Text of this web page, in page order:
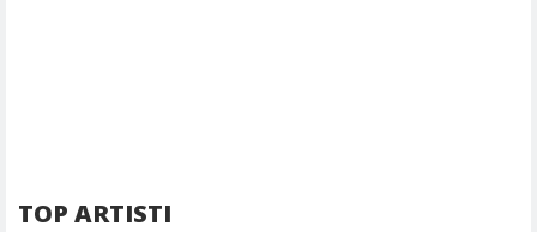
TOP ARTISTI